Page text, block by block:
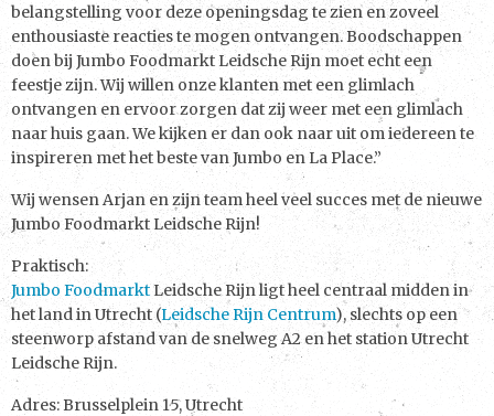
belangstelling voor deze openingsdag te zien en zoveel
enthousiaste reacties te mogen ontvangen. Boodschappen
doen bij Jumbo Foodmarkt Leidsche Rijn moet echt een
feestje zijn. Wij willen onze klanten met een glimlach
ontvangen en ervoor zorgen dat zij weer met een glimlach
naar huis gaan. We kijken er dan ook naar uit om iedereen te
inspireren met het beste van Jumbo en La Place.”
Wij wensen Arjan en zijn team heel veel succes met de nieuwe
Jumbo Foodmarkt Leidsche Rijn!
Praktisch:
Jumbo FoodmarktLeidsche Rijn ligt heel centraal midden in
het land in Utrecht (Leidsche Rijn Centrum), slechts op een
steenworp afstand van de snelweg A2 en het station Utrecht
Leidsche Rijn.
Adres: Brusselplein 15, Utrecht